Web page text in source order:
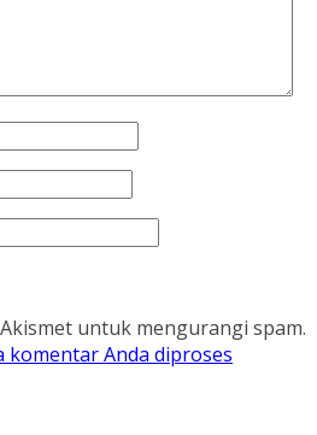
untuk mengurangi spam.
komentar Anda diproses